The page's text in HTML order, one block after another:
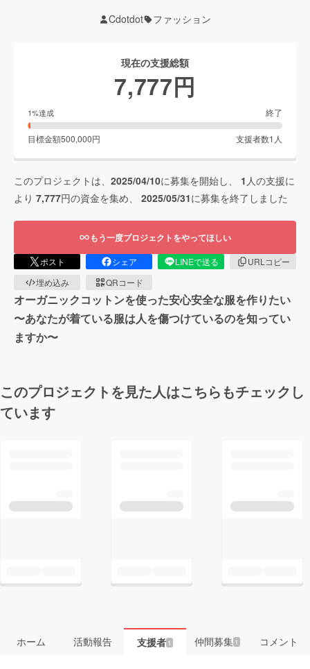
Cdotdot ファッション
現在の支援総額
7,777円
1%達成 終了
目標金額500,000円 支援者数1 人
このプロジェクトは、 2025/04/10に募集を開始し、 1 人の支援に
より 7,777円の資金を集め、 2025/05/31に募集を終了しました
もう一度プロジェクトをやってほしい
ポスト シェア LINEで送る
URLコピー
埋め込み
QRコード
オーガニックコットンを使った安心安全な服を作りたい
〜あなたが着ている服は人を傷つけているのを知ってい
ますか〜
このプロジェクトを見た人はこちらもチェックし
ています
ホーム 活動報告 支援者 1 仲間募集 1 コメント